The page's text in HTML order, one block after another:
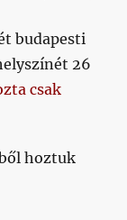
budapesti
26
csak
hoztuk